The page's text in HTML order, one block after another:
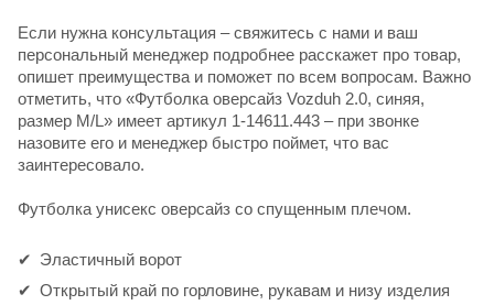
Если нужна консультация – свяжитесь с нами и ваш
персональный менеджер подробнее расскажет про товар,
опишет преимущества и поможет по всем вопросам. Важно
отметить, что «Футболка оверсайз Vozduh 2.0, синяя,
размер M/L» имеет артикул 1-14611.443 – при звонке
назовите его и менеджер быстро поймет, что вас
заинтересовало.
Футболка унисекс оверсайз со спущенным плечом.
Эластичный ворот
Открытый край по горловине, рукавам и низу изделия